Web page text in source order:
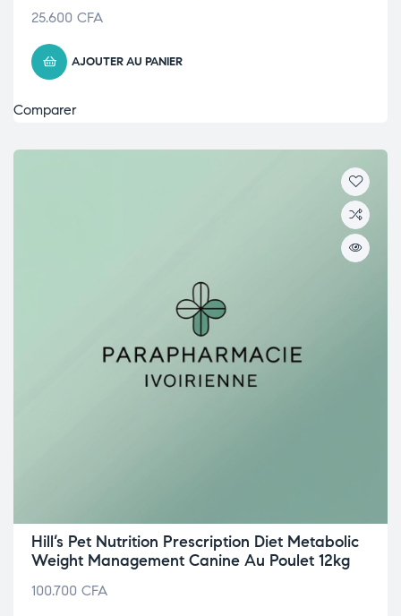
25.600 CFA
AJOUTER AU PANIER
Comparer
Hill’s Pet Nutrition Prescription Diet Metabolic
Weight Management Canine Au Poulet 12kg
100.700 CFA